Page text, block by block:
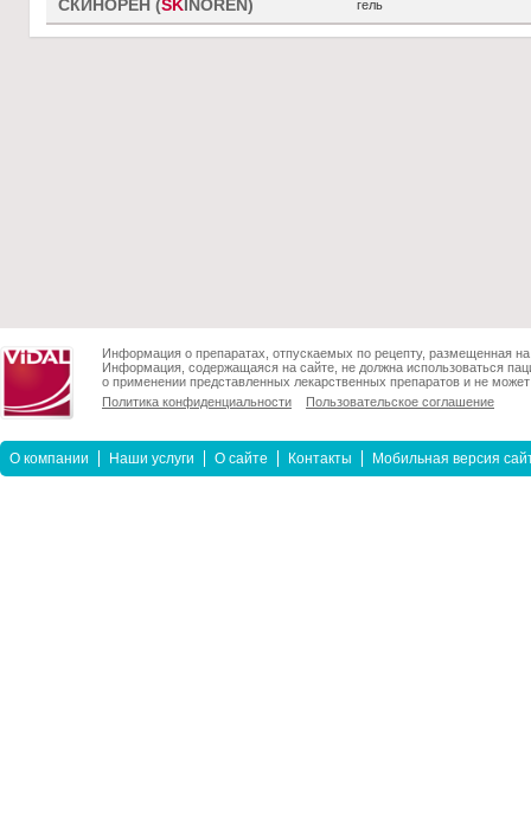
СКИНОРЕН (SK INOREN) гель
Информация о препаратах, отпускаемых по рецепту, размещенная
Информация, содержащаяся на сайте, не должна использоваться
о применении представленных лекарственных препаратов и не
Политика конфиденциальности
Пользовательское соглашение
О компании Наши услуги О сайте Контакты Мобильная версия